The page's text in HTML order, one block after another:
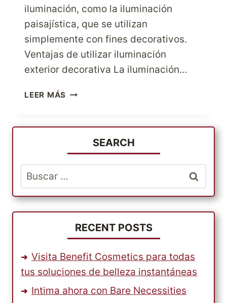
iluminación, como la iluminación
paisajística, que se utilizan
simplemente con fines decorativos.
Ventajas de utilizar iluminación
exterior decorativa La iluminación…
LEER MÁS CONSEJOS
ILUMINACIÓN
EXTERIOR
DECORATIVA
SEARCH
Buscar:
RECENT POSTS
Visita Benefit Cosmetics para todas
tus soluciones de belleza instantáneas
Intima ahora con Bare Necessities